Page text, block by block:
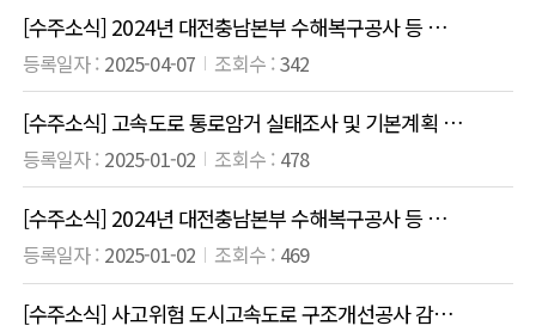
[수주소식] 2024년 대전충남본부 수해복구공사 등 건설사업관리용역
2025-04-07 342
[수주소식] 고속도로 통로암거 실태조사 및 기본계획 수립 용역
2025-01-02 478
[수주소식] 2024년 대전충남본부 수해복구공사 등 건설사업관리용역
2025-01-02 469
[수주소식] 사고위험 도시고속도로 구조개선공사 감독권한대행 등 건설사업관리용역